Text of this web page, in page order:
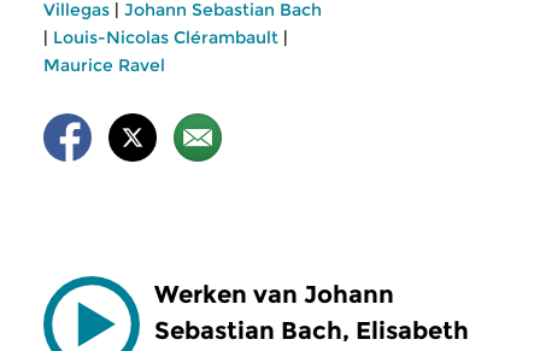
Villegas | Johann Sebastian Bach
| Louis-Nicolas Clérambault |
Maurice Ravel
Werken van Johann
Sebastian Bach, Elisabeth